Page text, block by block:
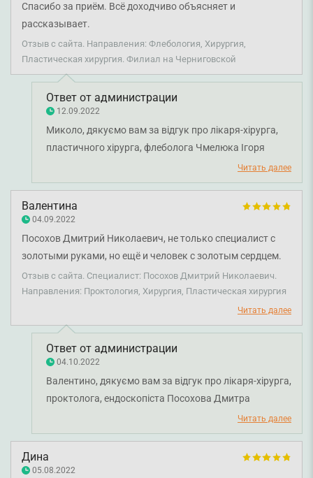
Спасибо за приём. Всё доходчиво объясняет и
рассказывает.
Отзыв с сайта. Направления: Флебология, Хирургия,
Пластическая хирургия. Филиал на Черниговской
Ответ от администрации
12.09.2022
Миколо, дякуємо вам за відгук про лікаря-хірурга,
пластичного хірурга, флеболога Чмелюка Ігоря
Олеговича. Бажаємо вам міцного здоров'я та всього
найкращого!
Читать далее
Валентина
04.09.2022
Посохов Дмитрий Николаевич, не только специалист с
золотыми руками, но ещё и человек с золотым сердцем.
Огромное ему спасибо! Помог мне решить мою проблему,
тогда как другие доктора, разводили руками!
Отзыв с сайта. Специалист: Посохов Дмитрий Николаевич.
Направления: Проктология, Хирургия, Пластическая хирургия
Читать далее
Ответ от администрации
04.10.2022
Валентино, дякуємо вам за відгук про лікаря-хірурга,
проктолога, ендоскопіста Посохова Дмитра
Миколайовича. Бажаємо вам міцного здоров'я та
всього найкращого!
Читать далее
Дина
05.08.2022